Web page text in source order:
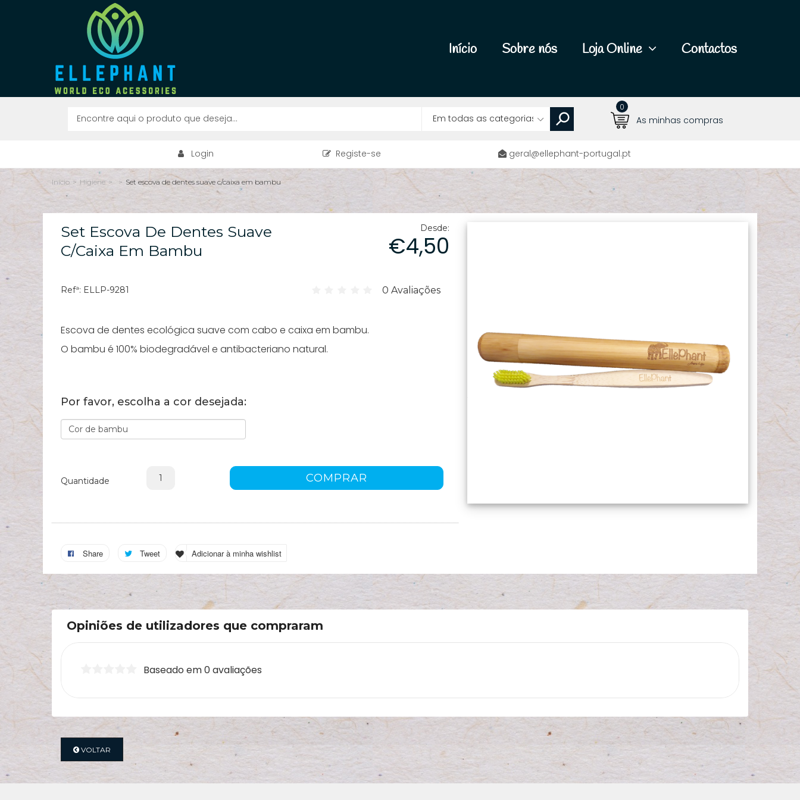
Início Sobre nós Loja Online Contactos
0
As minhas compras
Login Registe-se geral@ellephant-portugal.pt
Início > Higiene > > Set escova de dentes suave c/caixa em bambu
Set Escova De Dentes Suave
C/caixa Em Bambu
Desde:
€4,50
Refª: ELLP-9281 0 Avaliações
Escova de dentes ecológica suave com cabo e caixa em bambu.
O bambu é 100% biodegradável e antibacteriano natural.
Por favor, escolha a cor desejada:
Quantidade COMPRAR
Share Tweet Adicionar à minha wishlist
Opiniões de utilizadores que compraram
Baseado em 0 avaliações
VOLTAR